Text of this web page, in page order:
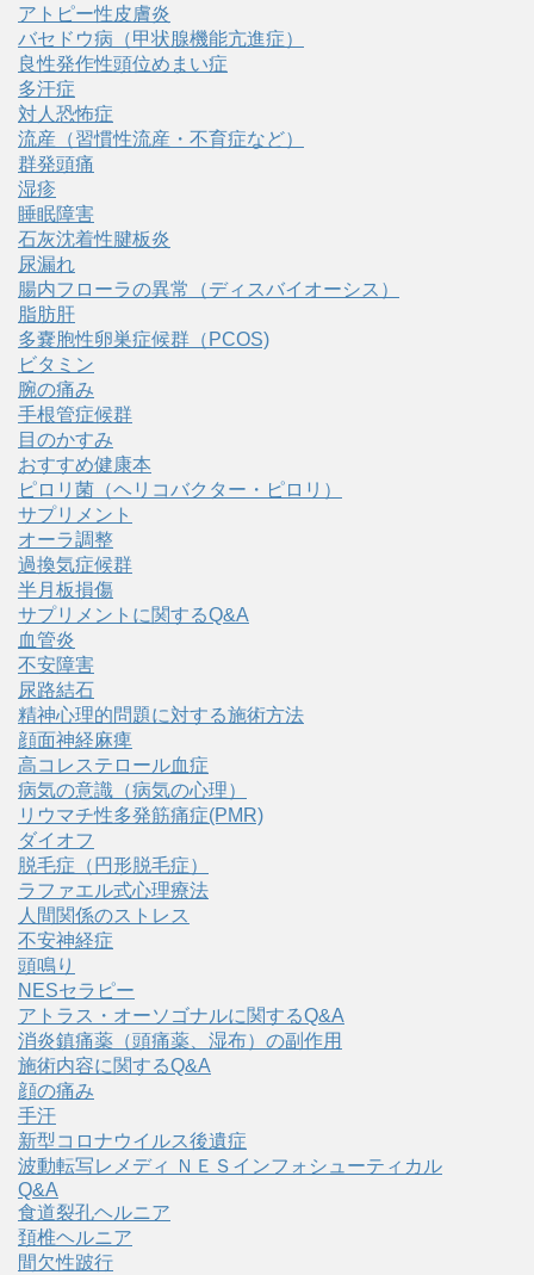
アトピー性皮膚炎
バセドウ病（甲状腺機能亢進症）
良性発作性頭位めまい症
多汗症
対人恐怖症
流産（習慣性流産・不育症など）
群発頭痛
湿疹
睡眠障害
石灰沈着性腱板炎
尿漏れ
腸内フローラの異常（ディスバイオーシス）
脂肪肝
多嚢胞性卵巣症候群（PCOS)
ビタミン
腕の痛み
手根管症候群
目のかすみ
おすすめ健康本
ピロリ菌（ヘリコバクター・ピロリ）
サプリメント
オーラ調整
過換気症候群
半月板損傷
サプリメントに関するQ&A
血管炎
不安障害
尿路結石
精神心理的問題に対する施術方法
顔面神経麻痺
高コレステロール血症
病気の意識（病気の心理）
リウマチ性多発筋痛症(PMR)
ダイオフ
脱毛症（円形脱毛症）
ラファエル式心理療法
人間関係のストレス
不安神経症
頭鳴り
NESセラピー
アトラス・オーソゴナルに関するQ&A
消炎鎮痛薬（頭痛薬、湿布）の副作用
施術内容に関するQ&A
顔の痛み
手汗
新型コロナウイルス後遺症
波動転写レメディ ＮＥＳインフォシューティカル
Q&A
食道裂孔ヘルニア
頚椎ヘルニア
間欠性跛行